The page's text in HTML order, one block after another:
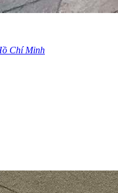
Chí Minh